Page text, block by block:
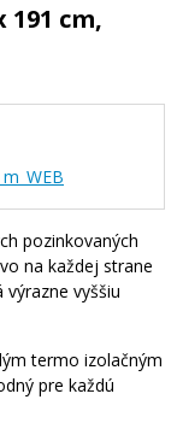
191 cm,
pozinkovaných
na každej strane
vyššiu
termo izolačným
pre každú